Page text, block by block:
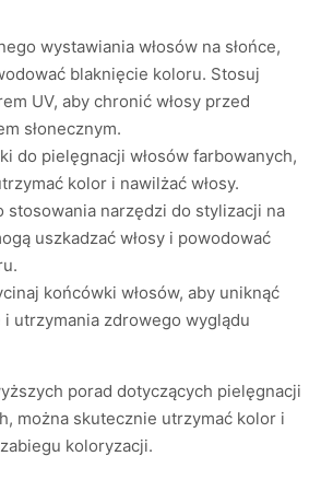
wystawiania włosów na słońce,
blaknięcie koloru. Stosuj
UV, aby chronić włosy przed
słonecznym.
do pielęgnacji włosów farbowanych,
kolor i nawilżać włosy.
stosowania narzędzi do stylizacji na
uszkadzać włosy i powodować
końcówki włosów, aby uniknąć
i utrzymania zdrowego wyglądu
porad dotyczących pielęgnacji
można skutecznie utrzymać kolor i
koloryzacji.